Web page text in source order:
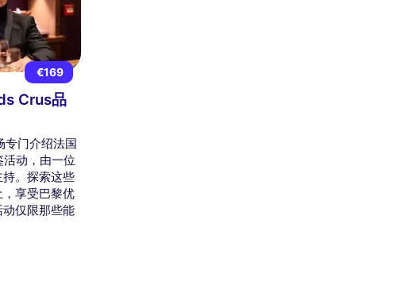
€169
Crus品
门介绍法国
动，由一位
。探索这些
享受巴黎优
仅限那些能